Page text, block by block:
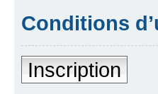
Conditions
Inscription